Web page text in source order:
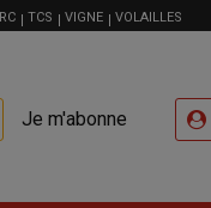
TCS VIGNE VOLAILLES
Je m'abonne